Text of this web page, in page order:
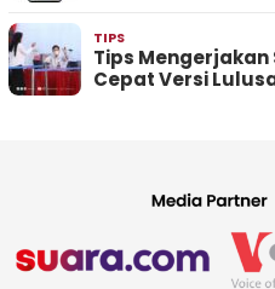
TIPS
Tips Mengerjakan
Cepat Versi